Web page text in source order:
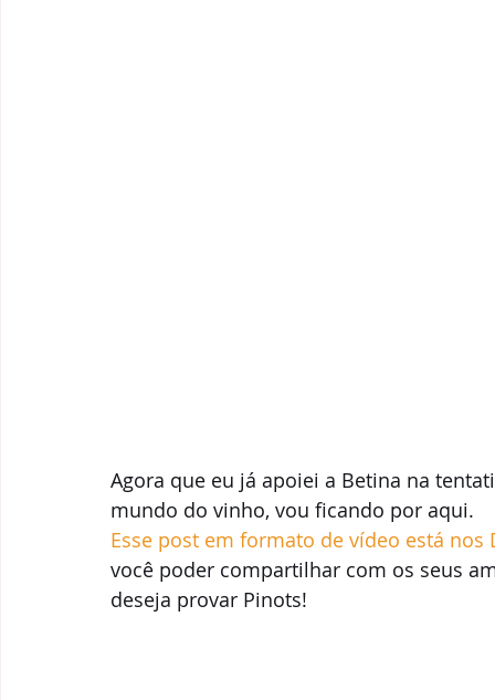
Agora que eu já apoiei a Betina na
mundo do vinho, vou ficando por aqui.
Esse post em formato de vídeo está
você poder compartilhar com os seus
deseja provar Pinots!